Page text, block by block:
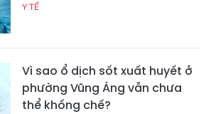
Y TẾ
Vì sao ổ dịch sốt xuất huyết ở
phường Vũng Áng vẫn chưa
thể khống chế?